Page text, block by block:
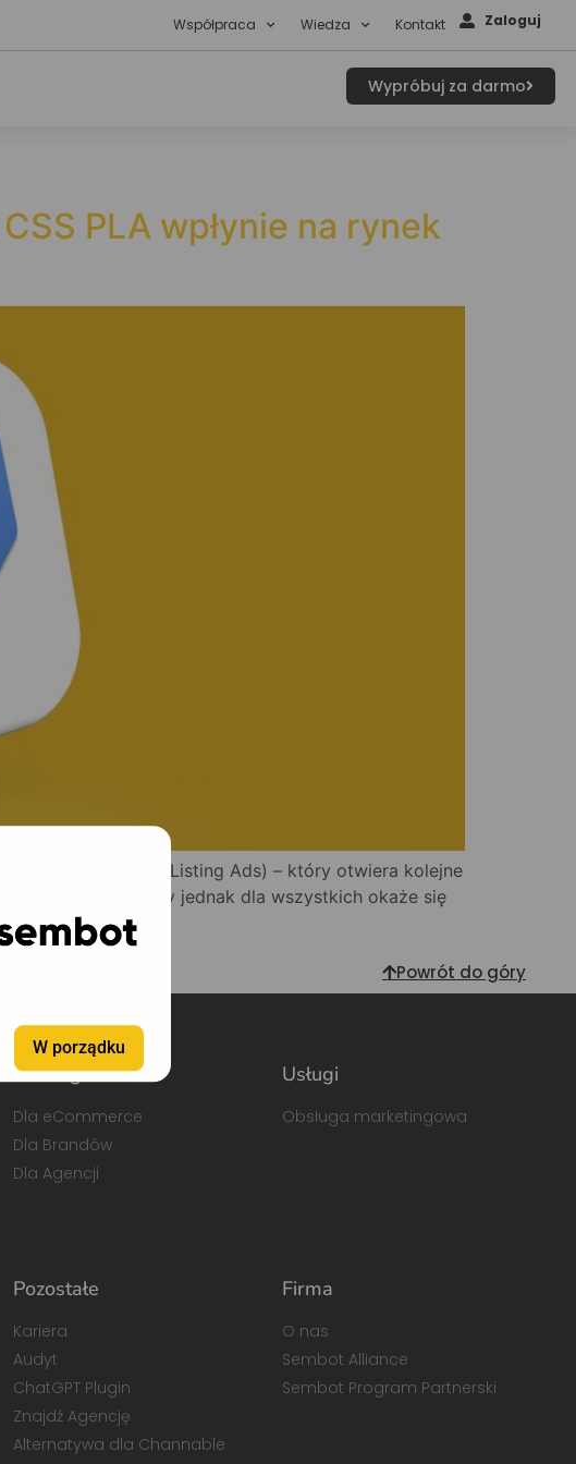
W porządku
Współpraca Wiedza Kontakt Zaloguj
Wypróbuj za darmo
PLA wpłynie na rynek
Services Product Listing Ads) – który otwiera kolejne
afiliacyjnych. Czy jednak dla wszystkich okaże się
Powrót do góry
Dla kogo
Dla eCommerce
Dla Brandów
Dla Agencji
Usługi
Obsługa marketingowa
Pozostałe
Kariera
Audyt
ChatGPT Plugin
Znajdź Agencję
Alternatywa dla Channable
Firma
O nas
Sembot Alliance
Sembot Program Partnerski